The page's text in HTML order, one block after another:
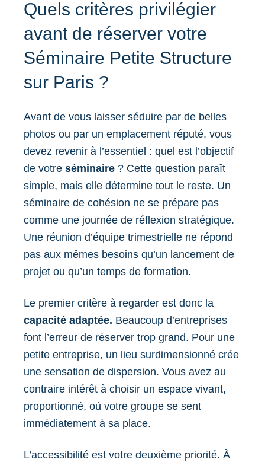
Quels critères privilégier
avant de réserver votre
Séminaire Petite Structure
sur Paris ?
Avant de vous laisser séduire par de belles
photos ou par un emplacement réputé, vous
devez revenir à l’essentiel : quel est l’objectif
de votre séminaire ? Cette question paraît
simple, mais elle détermine tout le reste. Un
séminaire de cohésion ne se prépare pas
comme une journée de réflexion stratégique.
Une réunion d’équipe trimestrielle ne répond
pas aux mêmes besoins qu’un lancement de
projet ou qu’un temps de formation.
Le premier critère à regarder est donc la
capacité adaptée. Beaucoup d’entreprises
font l’erreur de réserver trop grand. Pour une
petite entreprise, un lieu surdimensionné crée
une sensation de dispersion. Vous avez au
contraire intérêt à choisir un espace vivant,
proportionné, où votre groupe se sent
immédiatement à sa place.
L’accessibilité est votre deuxième priorité. À